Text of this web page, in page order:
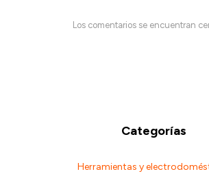
Los comentarios se encuentran
Categorías
Herramientas y